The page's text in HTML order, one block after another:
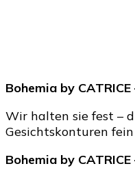
Bohemia by
Wir halten sie fest –
Gesichtskonturen
Bohemia by